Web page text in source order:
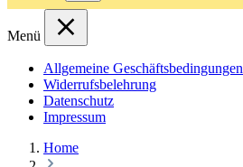
Menü
Allgemeine Geschäftsbedingungen
Widerrufsbelehrung
Datenschutz
Impressum
Home